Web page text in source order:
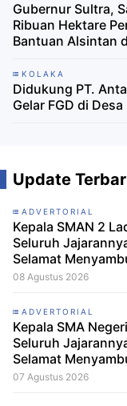
Gubernur Sultra,
Ribuan Hektare
Bantuan Alsintan
KOLAKA
Didukung PT.
Gelar FGD di
Update
ADVERTORIAL
Kepala SMAN 2
Seluruh
Selamat
08 Agustus 2026
ADVERTORIAL
Kepala SMA
Seluruh
Selamat
07 Agustus 2026